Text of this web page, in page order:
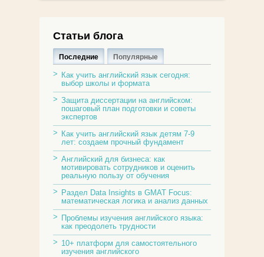
Статьи блога
Последние Популярные
Как учить английский язык сегодня:
выбор школы и формата
Защита диссертации на английском:
пошаговый план подготовки и советы
экспертов
Как учить английский язык детям 7-9
лет: создаем прочный фундамент
Английский для бизнеса: как
мотивировать сотрудников и оценить
реальную пользу от обучения
Раздел Data Insights в GMAT Focus:
математическая логика и анализ данных
Проблемы изучения английского языка:
как преодолеть трудности
10+ платформ для самостоятельного
изучения английского